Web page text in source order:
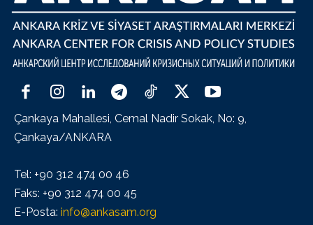
Çankaya Mahallesi, Cemal Nadir Sokak, No: 9,
Çankaya/ANKARA
Tel: +90 312 474 00 46
Faks: +90 312 474 00 45
E-Posta: info@ankasam.org